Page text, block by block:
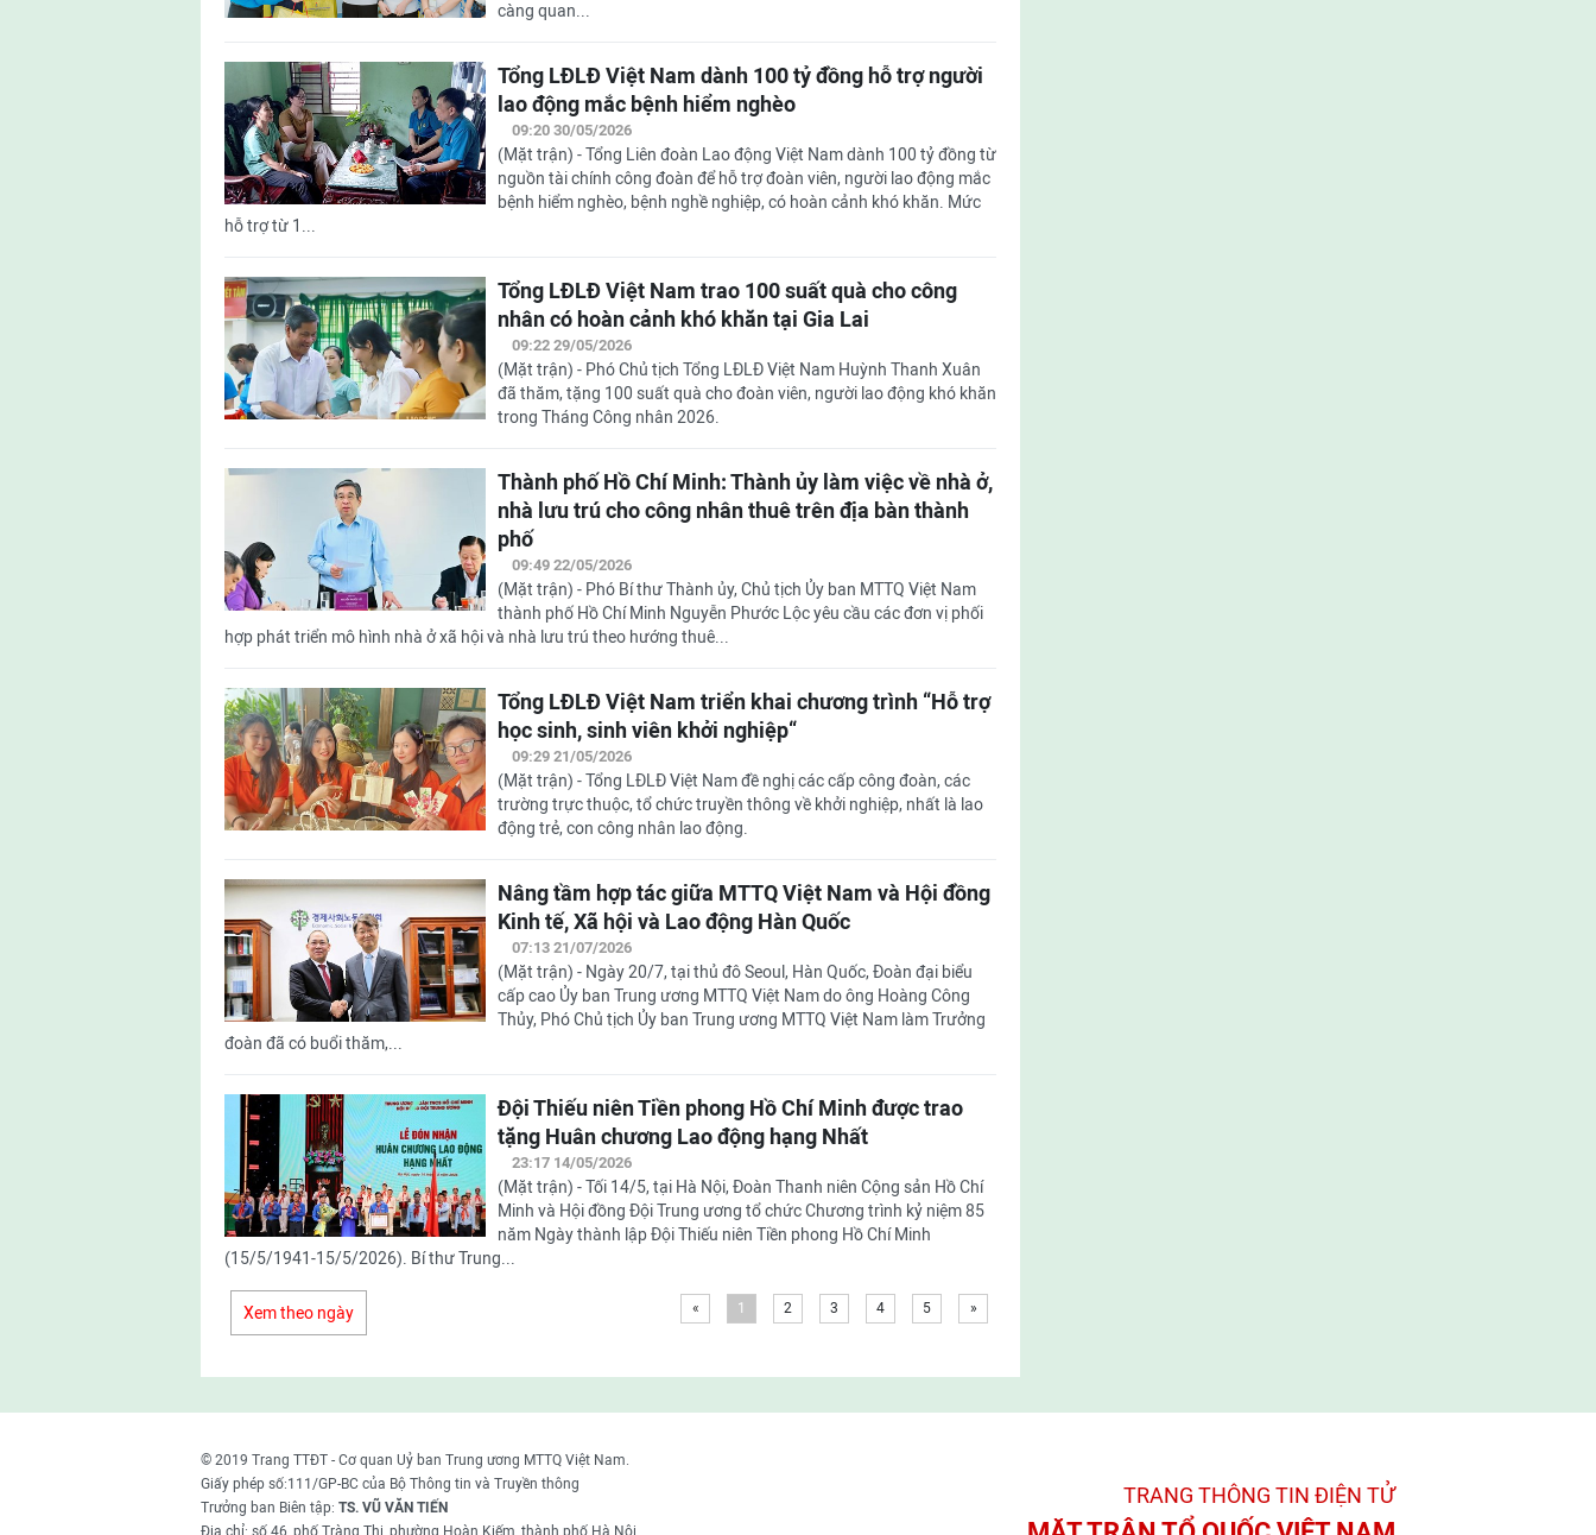
càng quan...
Tổng LĐLĐ Việt Nam dành 100 tỷ đồng hỗ trợ người
lao động mắc bệnh hiểm nghèo
09:20 30/05/2026
(Mặt trận) - Tổng Liên đoàn Lao động Việt Nam dành 100 tỷ đồng từ
nguồn tài chính công đoàn để hỗ trợ đoàn viên, người lao động mắc
bệnh hiểm nghèo, bệnh nghề nghiệp, có hoàn cảnh khó khăn. Mức
hỗ trợ từ 1...
Tổng LĐLĐ Việt Nam trao 100 suất quà cho công
nhân có hoàn cảnh khó khăn tại Gia Lai
09:22 29/05/2026
(Mặt trận) - Phó Chủ tịch Tổng LĐLĐ Việt Nam Huỳnh Thanh Xuân
đã thăm, tặng 100 suất quà cho đoàn viên, người lao động khó khăn
trong Tháng Công nhân 2026.
Thành phố Hồ Chí Minh: Thành ủy làm việc về nhà ở,
nhà lưu trú cho công nhân thuê trên địa bàn thành
phố
09:49 22/05/2026
(Mặt trận) - Phó Bí thư Thành ủy, Chủ tịch Ủy ban MTTQ Việt Nam
thành phố Hồ Chí Minh Nguyễn Phước Lộc yêu cầu các đơn vị phối
hợp phát triển mô hình nhà ở xã hội và nhà lưu trú theo hướng thuê...
Tổng LĐLĐ Việt Nam triển khai chương trình “Hỗ trợ
học sinh, sinh viên khởi nghiệp“
09:29 21/05/2026
(Mặt trận) - Tổng LĐLĐ Việt Nam đề nghị các cấp công đoàn, các
trường trực thuộc, tổ chức truyền thông về khởi nghiệp, nhất là lao
động trẻ, con công nhân lao động.
Nâng tầm hợp tác giữa MTTQ Việt Nam và Hội đồng
Kinh tế, Xã hội và Lao động Hàn Quốc
07:13 21/07/2026
(Mặt trận) - Ngày 20/7, tại thủ đô Seoul, Hàn Quốc, Đoàn đại biểu
cấp cao Ủy ban Trung ương MTTQ Việt Nam do ông Hoàng Công
Thủy, Phó Chủ tịch Ủy ban Trung ương MTTQ Việt Nam làm Trưởng
đoàn đã có buổi thăm,...
Đội Thiếu niên Tiền phong Hồ Chí Minh được trao
tặng Huân chương Lao động hạng Nhất
23:17 14/05/2026
(Mặt trận) - Tối 14/5, tại Hà Nội, Đoàn Thanh niên Cộng sản Hồ Chí
Minh và Hội đồng Đội Trung ương tổ chức Chương trình kỷ niệm 85
năm Ngày thành lập Đội Thiếu niên Tiền phong Hồ Chí Minh
(15/5/1941-15/5/2026). Bí thư Trung...
Xem theo ngày « 1 2 3 4 5 »
© 2019 Trang TTĐT - Cơ quan Uỷ ban Trung ương MTTQ Việt Nam.
Giấy phép số:111/GP-BC của Bộ Thông tin và Truyền thông
Trưởng ban Biên tập: TS. VŨ VĂN TIẾN
Địa chỉ: số 46, phố Tràng Thi, phường Hoàn Kiếm, thành phố Hà Nội
TRANG THÔNG TIN ĐIỆN TỬ­